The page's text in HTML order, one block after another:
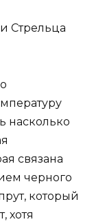
Стрельца
насколько
связана
черного
который
хотя